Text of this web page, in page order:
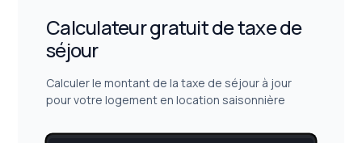
Calculateur gratuit de taxe de
séjour
Calculer le montant de la taxe de séjour à jour
pour votre logement en location saisonnière